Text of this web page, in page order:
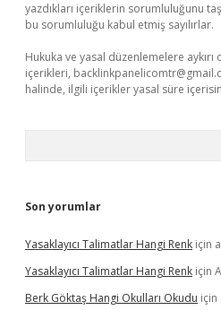
yazdıkları içeriklerin sorumluluğunu
bu sorumluluğu kabul etmiş sayılırlar.
Hukuka ve yasal düzenlemelere
içerikleri,
halinde, ilgili içerikler yasal süre
Son yorumlar
Yasaklayıcı Talimatlar Hangi Renk için
Yasaklayıcı Talimatlar Hangi Renk için
Berk Göktaş Hangi Okulları Okudu için